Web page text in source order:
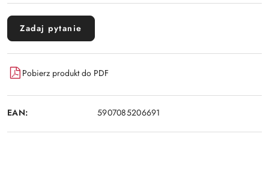
Zadaj pytanie
Pobierz produkt do PDF
EAN: 5907085206691